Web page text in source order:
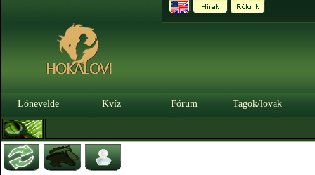
Lónevelde Kvíz Fórum Tagok/lovak